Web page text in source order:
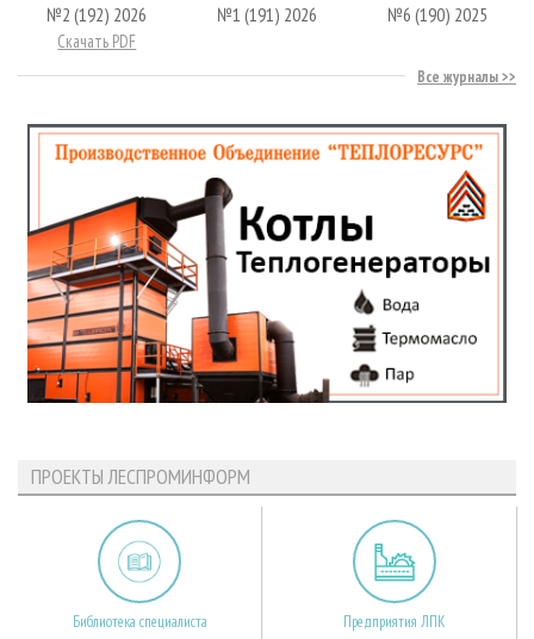
№2 (192) 2026
Скачать PDF
№1 (191) 2026 №6 (190) 2025
Все журналы
ПРОЕКТЫ ЛЕСПРОМИНФОРМ
Библиотека специалиста Предприятия ЛПК